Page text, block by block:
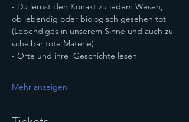
- Du lernst den Konakt zu jedem Wesen,
ob lebendig oder biologisch gesehen tot
(Lebendiges in unserem Sinne und auch zu
scheibar tote Materie)
- Orte und ihre  Geschichte lesen
Mehr anzeigen